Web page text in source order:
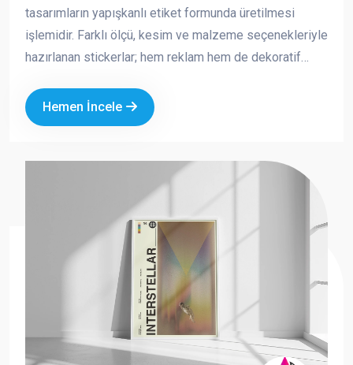
tasarımların yapışkanlı etiket formunda üretilmesi
işlemidir. Farklı ölçü, kesim ve malzeme seçenekleriyle
hazırlanan stickerlar; hem reklam hem de dekoratif
Kurumsal logo ve özel tasarımla üretilen sticker
baskılar, markanızın görünürlüğünü artırırken
Hemen İncele